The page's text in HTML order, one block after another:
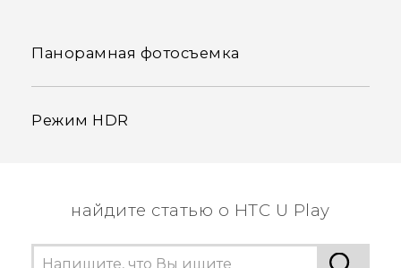
Панорамная фотосъемка
Режим HDR
найдите статью о HTC U Play